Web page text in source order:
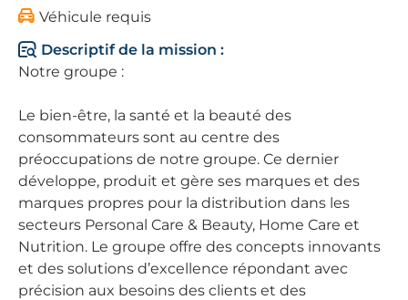
Véhicule requis
Descriptif de la mission :
Notre groupe :
Le bien-être, la santé et la beauté des
consommateurs sont au centre des
préoccupations de notre groupe. Ce dernier
développe, produit et gère ses marques et des
marques propres pour la distribution dans les
secteurs Personal Care & Beauty, Home Care et
Nutrition. Le groupe offre des concepts innovants
et des solutions d’excellence répondant avec
précision aux besoins des clients et des